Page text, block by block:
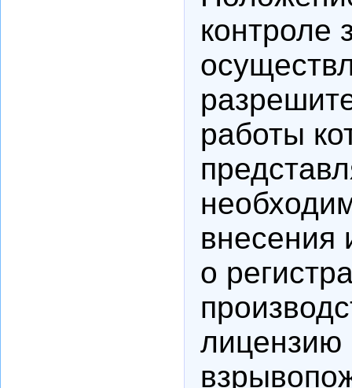
контроле
работы
внесения
о
лицензию